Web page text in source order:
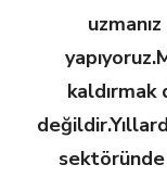
yapıyoruz.
değildir.